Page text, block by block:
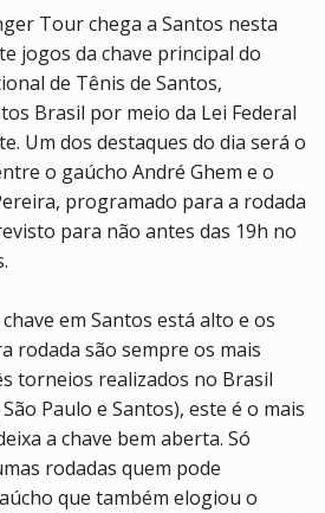
Tour chega a Santos nesta
jogos da chave principal do
de Tênis de Santos,
Brasil por meio da Lei Federal
Um dos destaques do dia será o
o gaúcho André Ghem e o
programado para a rodada
para não antes das 19h no
em Santos está alto e os
rodada são sempre os mais
torneios realizados no Brasil
Paulo e Santos), este é o mais
a chave bem aberta. Só
rodadas quem pode
que também elogiou o